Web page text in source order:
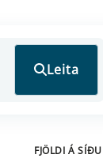
Leita
FJÖLDI Á SÍÐU